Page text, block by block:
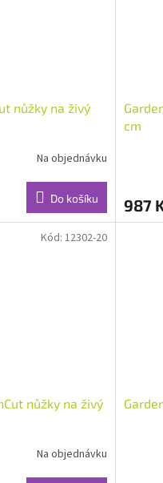
nůžky na živý
Na objednávku
Do košíku
cm
987
nůžky na živý
Na objednávku
Kód: 12302-20